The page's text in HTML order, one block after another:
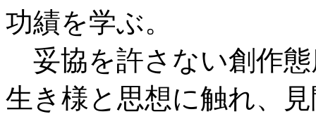
功績を学ぶ。
妥協を許さない創作
生き様と思想に触れ、